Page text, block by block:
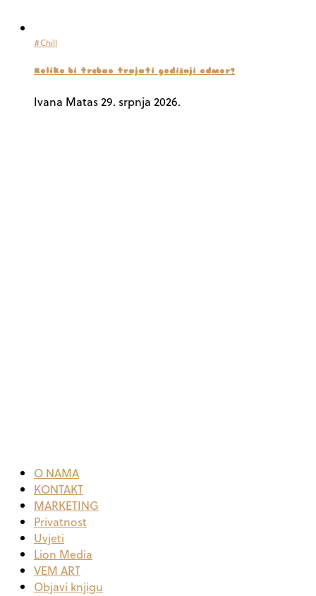
#Chill
Koliko bi trebao trajati godišnji odmor?
Ivana Matas29. srpnja 2026.
O NAMA
KONTAKT
MARKETING
Privatnost
Uvjeti
Lion Media
VEM ART
Objavi knjigu